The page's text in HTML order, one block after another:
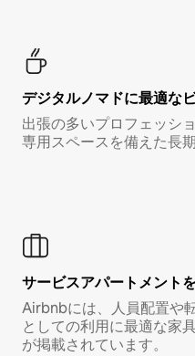
デジタルノマド⁠に最⁠適⁠な
出張の多いプロフェッシ
専用スペースを備えた長
サービスアパートメント
Airbnbには、人員配置や
としての利用に最適な家
が掲載されています。